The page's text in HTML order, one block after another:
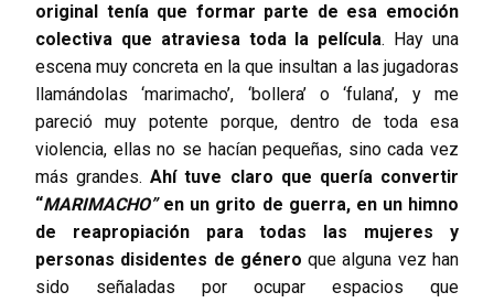
original tenía que formar parte de esa emoción
colectiva que atraviesa toda la película. Hay una
escena muy concreta en la que insultan a las jugadoras
llamándolas ‘marimacho’, ‘bollera’ o ‘fulana’, y me
pareció muy potente porque, dentro de toda esa
violencia, ellas no se hacían pequeñas, sino cada vez
más grandes.Ahí tuve claro que quería convertir
“MARIMACHO”en un grito de guerra, en un himno
de reapropiación para todas las mujeres y
personas disidentes de género que alguna vez han
sido señaladas por ocupar espacios que